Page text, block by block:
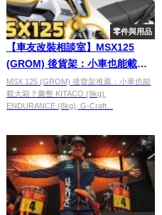
零件與用品
【車友改裝相談室】MSX125
(GROM) 後貨架：小車也能載大
箱？「載重」vs「造型」的極限
對決｜台日車友評價匯總
MSX 125 (GROM) 後貨架推薦：小車也能
載大箱？彙整 KITACO (9kg),
ENDURANCE (8kg), G-Craft...